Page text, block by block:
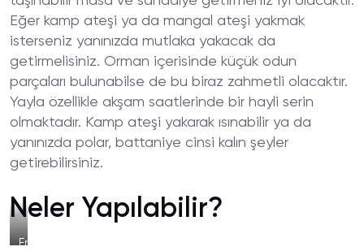
Eğer kamp ateşi ya da mangal ateşi yakmak
isterseniz yanınızda mutlaka yakacak da
getirmelisiniz. Orman içerisinde küçük odun
parçaları bulunabilse de bu biraz zahmetli olacaktır.
Yayla özellikle akşam saatlerinde bir hayli serin
olmaktadır. Kamp ateşi yakarak ısınabilir ya da
yanınızda polar, battaniye cinsi kalın şeyler
getirebilirsiniz.
Neler Yapılabilir?
Erikli